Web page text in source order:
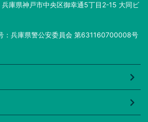
庫県神戸市中央区御幸通5丁目2-15 大同ビ
：兵庫県警公安委員会 第631160700008号